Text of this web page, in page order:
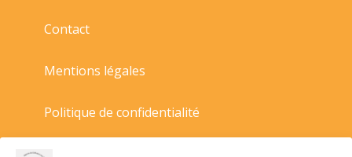
Contact
Mentions légales
Politique de confidentialité